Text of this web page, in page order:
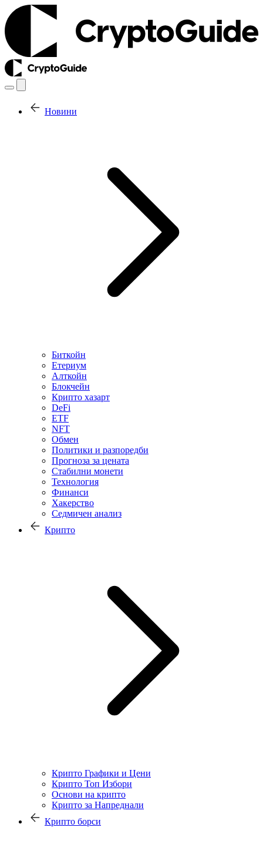
Новини
Биткойн
Етериум
Алткойн
Блокчейн
Крипто хазарт
DeFi
ETF
NFT
Обмен
Политики и разпоредби
Прогноза за цената
Стабилни монети
Технология
Финанси
Хакерство
Седмичен анализ
Крипто
Крипто Графики и Цени
Крипто Топ Избори
Основи на крипто
Крипто за Напреднали
Крипто борси